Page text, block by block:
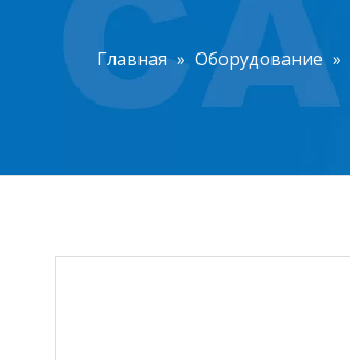
Главная » Оборудование »